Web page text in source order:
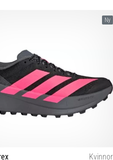
Ny
Kvinnor